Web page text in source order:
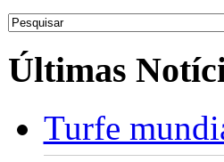
Últimas
Turfe